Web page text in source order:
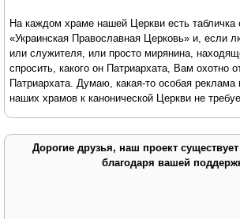
На каждом храме нашей Церкви есть табличка
«Украинская Православная Церковь» и, если
или служителя, или просто мирянина,
спросить, какого он Патриархата, Вам охотно
Патриархата. Думаю, какая-то особая реклама
наших храмов к канонической Церкви не
Дорогие друзья, наш проект
благодаря вашей